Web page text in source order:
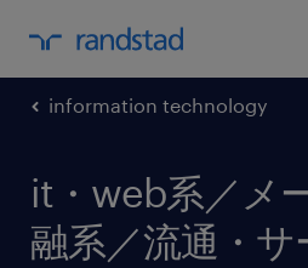
information technology
it・web系／メ
融系／流通・